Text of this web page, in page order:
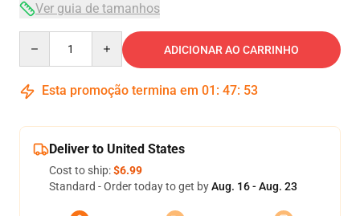
Ver guia de tamanhos
ADICIONAR AO CARRINHO
Esta promoção termina em 01 : 47: 52
Deliver to United States
Cost to ship:$6.99
Standard - Order today to get byAug. 16 - Aug. 23